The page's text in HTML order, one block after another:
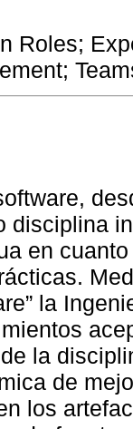
Roles;
disciplina
en
la
la
de
los